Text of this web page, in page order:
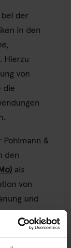
bei der
in den
Hierzu
von
die
&
den
als
von
und